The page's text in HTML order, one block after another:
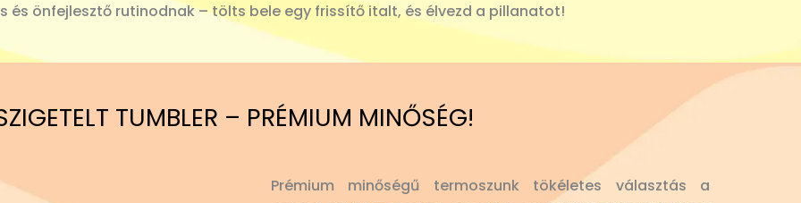
és önfejlesztő rutinodnak – tölts bele egy frissítő italt, és élvezd a pillanatot!
TUMBLER – PRÉMIUM MINŐSÉG!
Prémium minőségű termoszunk tökéletes választás a